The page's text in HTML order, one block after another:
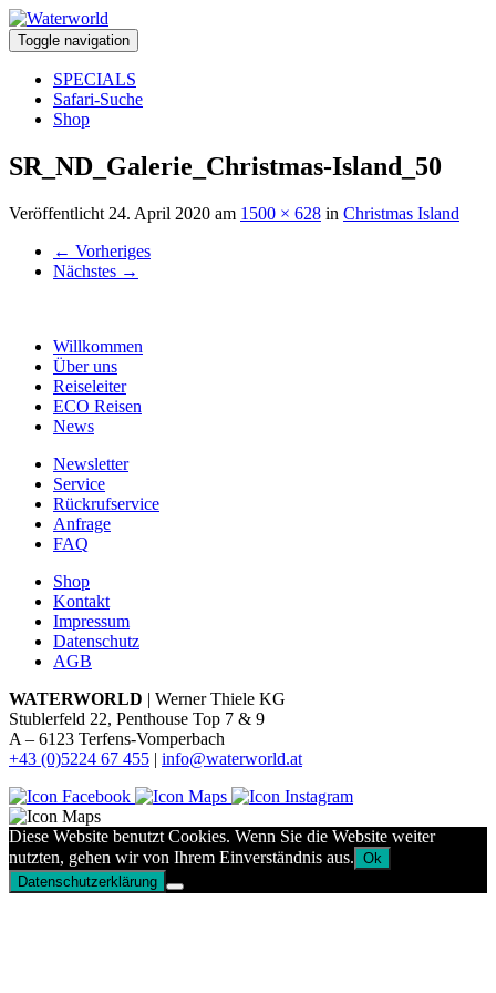
Toggle navigation
SPECIALS
Safari-Suche
Shop
SR_ND_Galerie_Christmas-Island_50
Veröffentlicht 24. April 2020 am 1500 × 628 in Christmas Island
← Vorheriges
Nächstes →
Willkommen
Über uns
Reiseleiter
ECO Reisen
News
Newsletter
Service
Rückrufservice
Anfrage
FAQ
Shop
Kontakt
Impressum
Datenschutz
AGB
WATERWORLD | Werner Thiele KG
Stublerfeld 22, Penthouse Top 7 & 9
A – 6123 Terfens-Vomperbach
+43 (0)5224 67 455 | info@waterworld.at
Diese Website benutzt Cookies. Wenn Sie die Website weiter
nutzten, gehen wir von Ihrem Einverständnis aus. Ok
Datenschutzerklärung